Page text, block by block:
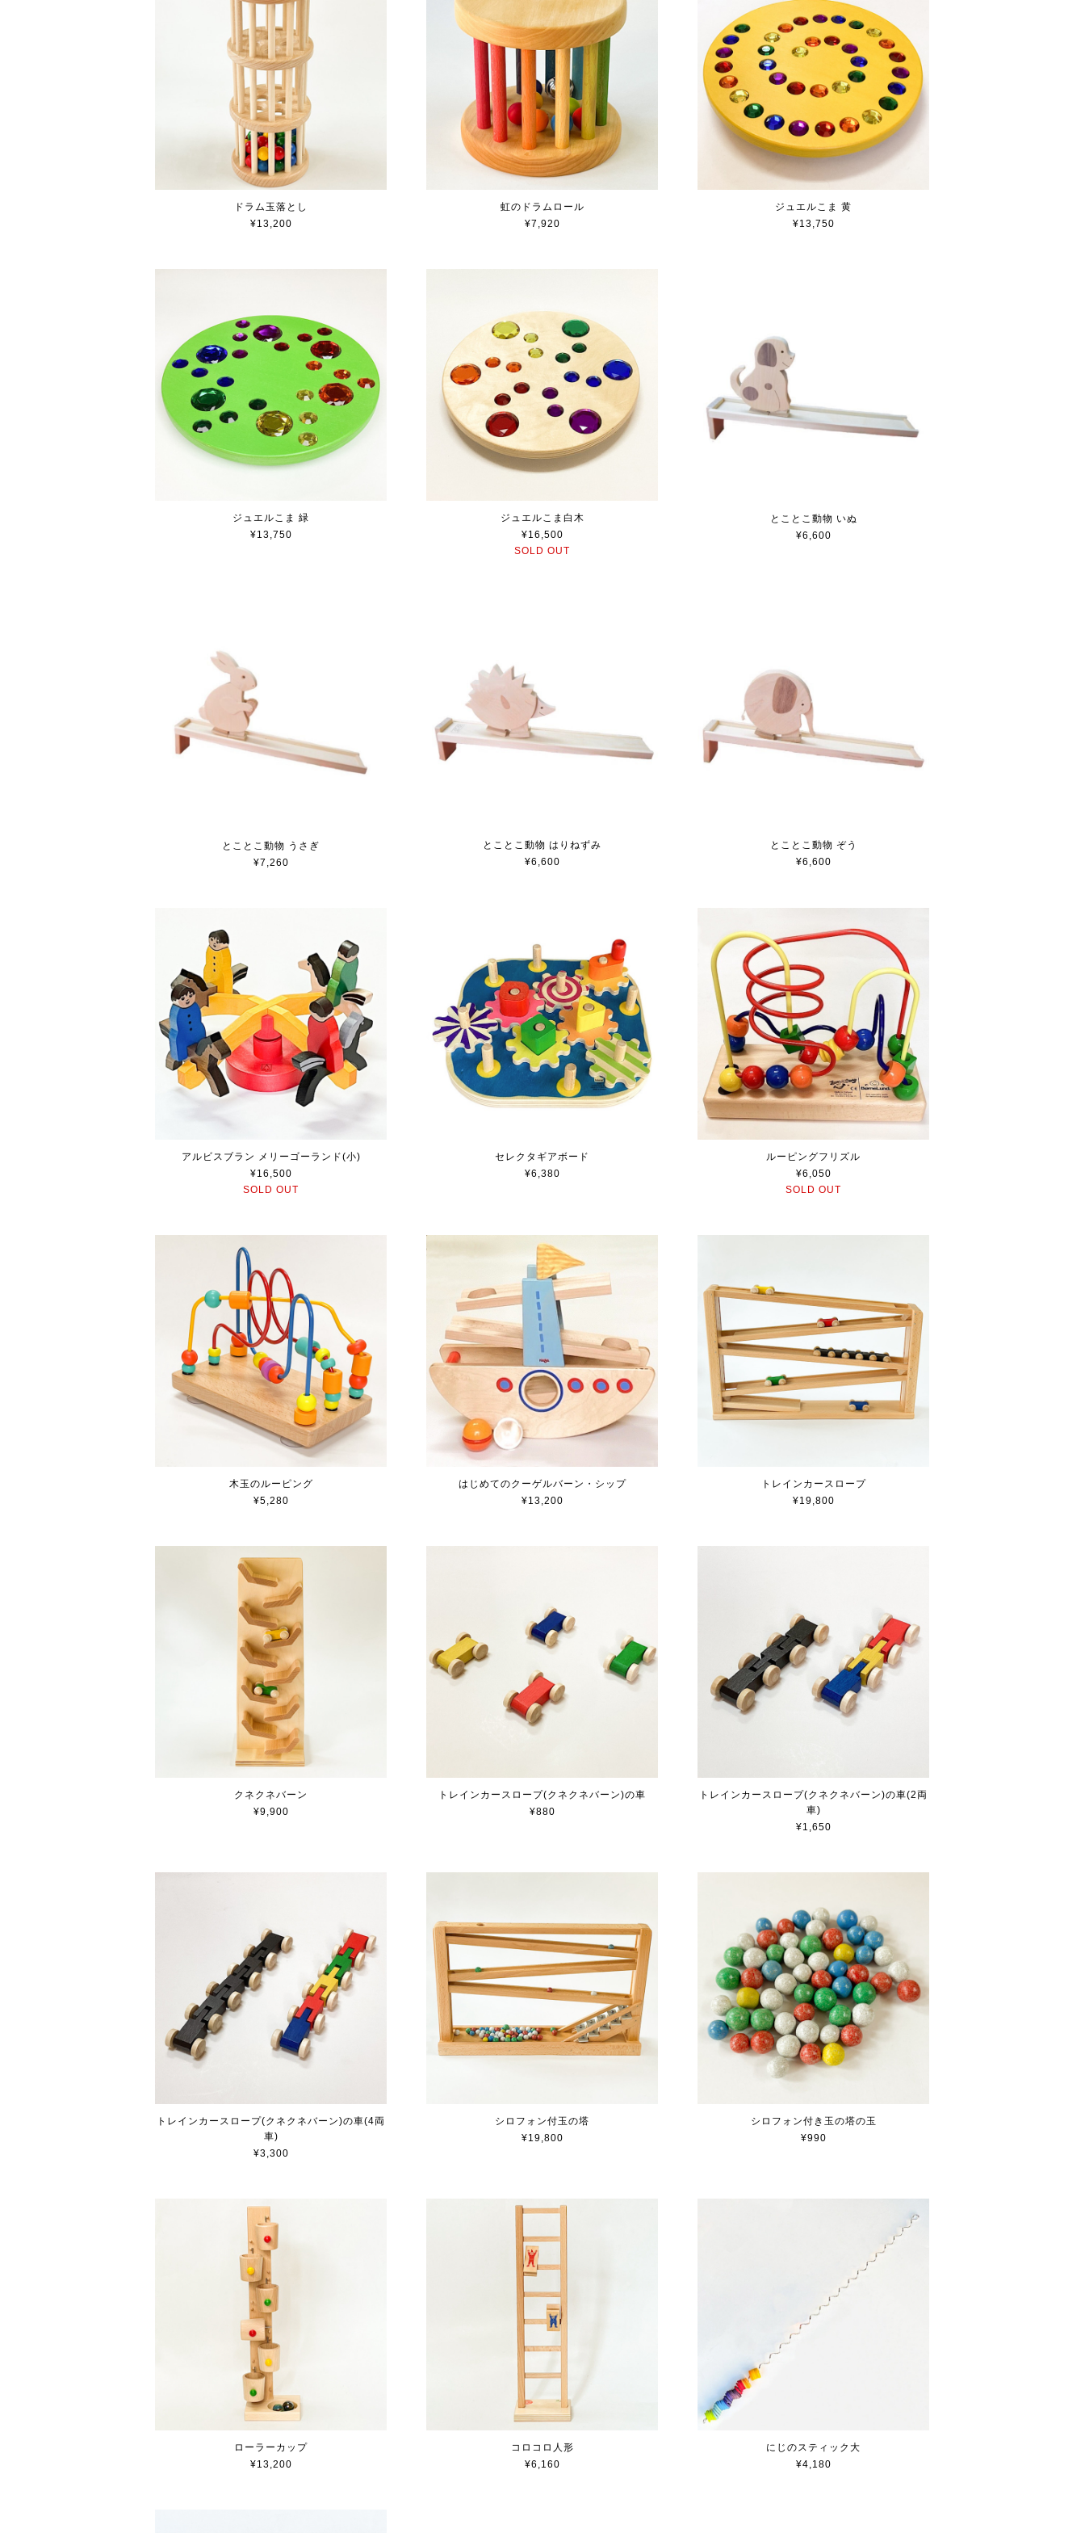
ドラム玉落とし
¥13,200
虹のドラムロール
¥7,920
ジュエルこま 黄
¥13,750
ジュエルこま 緑
¥13,750
ジュエルこま白木
¥16,500
SOLD OUT
とことこ動物 いぬ
¥6,600
とことこ動物 うさぎ
¥7,260
とことこ動物 はりねずみ
¥6,600
とことこ動物 ぞう
¥6,600
アルビスブラン メリーゴーランド(小)
¥16,500
SOLD OUT
セレクタギアボード
¥6,380
ルーピングフリズル
¥6,050
SOLD OUT
木玉のルーピング
¥5,280
はじめてのクーゲルバーン・シップ
¥13,200
トレインカースロープ
¥19,800
クネクネバーン
¥9,900
トレインカースロープ(クネクネバーン)の車
¥880
トレインカースロープ(クネクネバーン)の車(2両
車)
¥1,650
トレインカースロープ(クネクネバーン)の車(4両
車)
¥3,300
シロフォン付玉の塔
¥19,800
シロフォン付き玉の塔の玉
¥990
ローラーカップ
¥13,200
コロコロ人形
¥6,160
にじのスティック大
¥4,180